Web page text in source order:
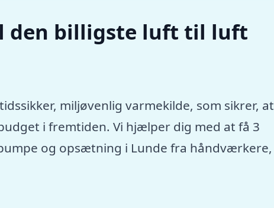
den billigste luft til luft
miljøvenlig varmekilde, som sikrer, at
i fremtiden. Vi hjælper dig med at få 3
og opsætning i Lunde fra håndværkere,